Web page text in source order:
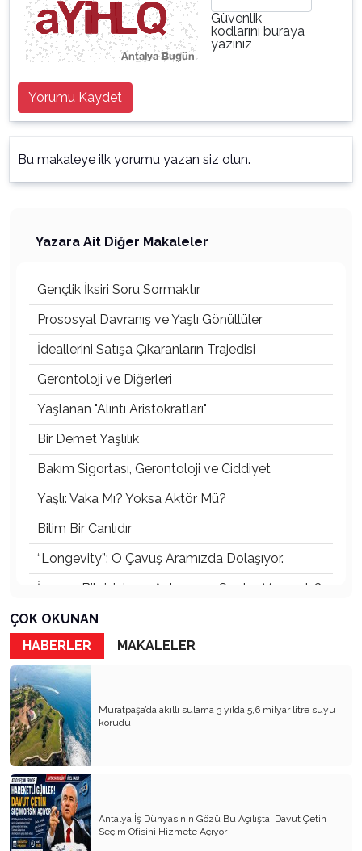
Güvenlik
kodlarını buraya
yazınız
Yorumu Kaydet
Bu makaleye ilk yorumu yazan siz olun.
Yazara Ait Diğer Makaleler
Gençlik İksiri Soru Sormaktır
Prososyal Davranış ve Yaşlı Gönüllüler
İdeallerini Satışa Çıkaranların Trajedisi
Gerontoloji ve Diğerleri
Yaşlanan "Alıntı Aristokratları"
Bir Demet Yaşlılık
Bakım Sigortası, Gerontoloji ve Ciddiyet
Yaşlı: Vaka Mı? Yoksa Aktör Mü?
Bilim Bir Canlıdır
“Longevity”: O Çavuş Aramızda Dolaşıyor.
İnsanın Bilgisinin ve Anlayışının Sınırları Var mıdır?
Bilgi Nedir?
Önleyici Gerontoloji
İnsan, Akıl ve Aklı Kullanmak: Ömür Boyu
Öğrenme
İntervensiyon – Prevensiyon – Rehabilitasyon
Gerontoloji ve Bilimler Arası İşbirliği
Yaşlılıkta Yeterlik – Yeterlikli Toplum
Dayanışma mı, Zorunlu Beraberlik mi?
Başarılı Yaşlanmayı “Herkes” İster!
ÇOK OKUNAN
HABERLER
MAKALELER
Muratpaşa’da akıllı sulama 3 yılda 5,6 milyar litre suyu
korudu
Antalya İş Dünyasının Gözü Bu Açılışta: Davut Çetin
Seçim Ofisini Hizmete Açıyor